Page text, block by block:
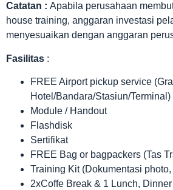
Catatan : Apabila perusahaan
house training, anggaran investasi
menyesuaikan dengan anggaran
Fasilitas :
FREE Airport pickup service
Hotel/Bandara/Stasiun/Terminal)
Module / Handout
Flashdisk
Sertifikat
FREE Bag or bagpackers (Tas
Training Kit (Dokumentasi
2xCoffe Break & 1 Lunch, Dinner